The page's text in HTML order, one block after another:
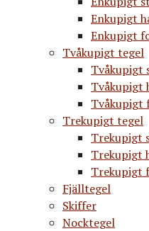
Enkupigt
Enkupigt
Tvåkupigt tegel
Tvåkupigt
Tvåkupigt
Tvåkupigt
Trekupigt tegel
Trekupigt
Trekupigt
Trekupigt
Fjälltegel
Skiffer
Nocktegel